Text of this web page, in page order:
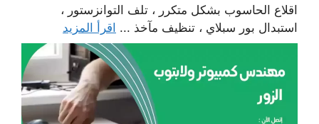
اقلاع الحاسوب بشكل متكرر ، تلف التوانزستور ،
استبدال بور سبلاي ، تنظيف مآخذ ... اقرأ المزيد